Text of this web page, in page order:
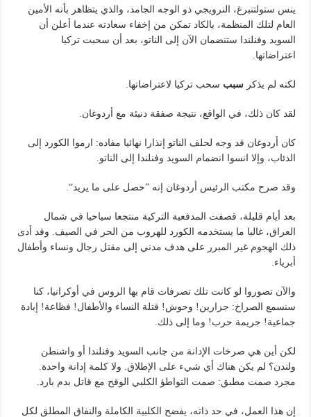
ينس ستولتنبرغ، النرويجي ذو الوجه الجامد، والذي يتظاهر بأنه الأمين
العام لتلك المنظمة، بالكاد تمكن من إخفاء سعادته عندما أعلن أن
السويد وفنلندا ستنضمان الآن إلى الناتو، بعد أن سحبت تركيا
اعتراضاتها.
لكنه لم يذكرسبب سحب تركيا لاعتراضاتها.
لقد كان ذلك، في الواقع، نتيجة صفقة دنيئة مع أردوغان.
كان أردوغان قد وجه لحلف الناتو إنذارا نهائيا مفاده: ارموا الكورد إلى
الذئاب، وإلا انسوا انضمام السويد وفنلندا إلى الناتو.
وقد صرح مكتب الرئيس أردوغان إنه ”حصل على ما يريد“.
بعد أيام قليلة، قصفت المدفعية التركية منتجعا سياحيا في شمال
العراق، غالبا ما يستخدمه الكورد للهروب من الحر في الصيف. وقد أدى
ذلك الهجوم غير المبرر على هدف مدني إلى مقتل رجال ونساء وأطفال
أبرياء.
والآن تصوروا لو كانت تلك تصرفات قام بها الروس في أوكرانيا، كنا
سنسمع الصراخ: جزارين! وحوش! قتلة النساء والأطفال! فظاعة! إبادة
جماعية! جريمة حرب! وما إلى ذلك.
لكن أين هي صرخات الإدانة من جانب السويد وفنلندا أو واشنطن
ولندن؟ لم يكن هناك أي شيء على الإطلاق. ولا كلمة إدانة واحدة.
مجرد صمت مطبق: صمت التواطؤ الكلبي الوقح مع قاتل بدم بارد.
إن هذا العمل، في حد ذاته، يفضح الكلبية الكاملة والنفاق المطلق لكل